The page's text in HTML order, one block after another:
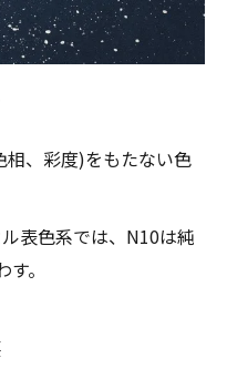
相、彩度)をもたない色
表色系では、N10は純
。